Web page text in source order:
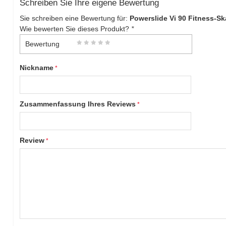
Schreiben Sie Ihre eigene Bewertung
Sie schreiben eine Bewertung für: Powerslide Vi 90 Fitness-
Wie bewerten Sie dieses Produkt? *
Bewertung
Nickname
Zusammenfassung Ihres Reviews
Review